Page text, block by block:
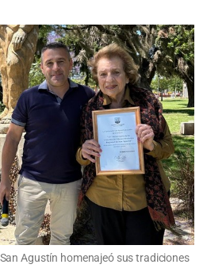
Agustín homenajeó sus tradiciones